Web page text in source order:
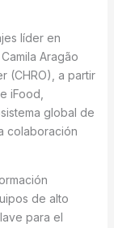
líder en
Aragão
(CHRO), a partir
iFood,
global de
colaboración
de alto
para el